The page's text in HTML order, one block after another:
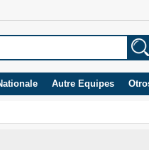
Autre Equipes